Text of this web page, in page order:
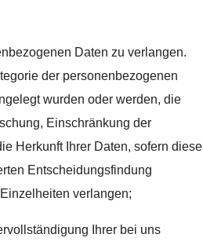
Daten zu verlangen.
der personenbezogenen
wurden oder werden, die
Einschränkung der
Herkunft Ihrer Daten, sofern diese
Entscheidungsfindung
verlangen;
Ihrer bei uns